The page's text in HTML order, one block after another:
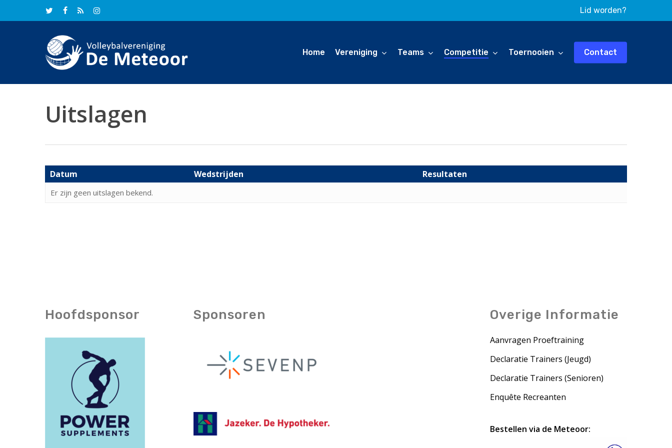
to
twitterfacebook
RSSinstagram
Lid worden?
Home Vereniging Teams Competitie Toernooien Contact
Uitslagen
Datum Wedstrijden Resultaten
Er zijn geen uitslagen bekend.
Hoofdsponsor Sponsoren Overige Informatie
Aanvragen Proeftraining
Declaratie Trainers (Jeugd)
Declaratie Trainers (Senioren)
Enquête Recreanten
Bestellen via de Meteoor: